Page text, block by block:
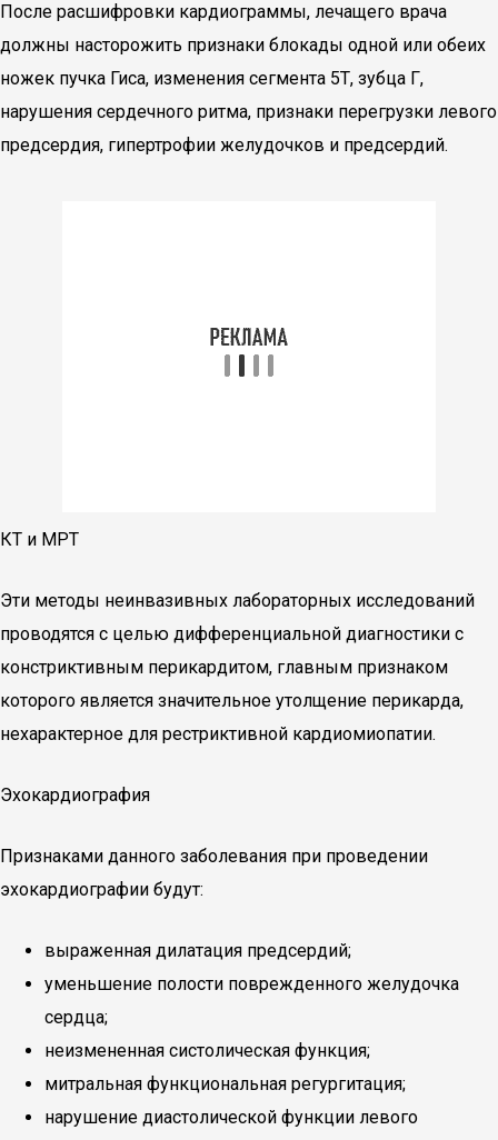
После расшифровки кардиограммы, лечащего врача
должны насторожить признаки блокады одной или обеих
ножек пучка Гиса, изменения сегмента 5Т, зубца Г,
нарушения сердечного ритма, признаки перегрузки левого
предсердия, гипертрофии желудочков и предсердий.
КТ и МРТ
Эти методы неинвазивных лабораторных исследований
проводятся с целью дифференциальной диагностики с
констриктивным перикардитом, главным признаком
которого является значительное утолщение перикарда,
нехарактерное для рестриктивной кардиомиопатии.
Эхокардиография
Признаками данного заболевания при проведении
эхокардиографии будут:
выраженная дилатация предсердий;
уменьшение полости поврежденного желудочка
сердца;
неизмененная систолическая функция;
митральная функциональная регургитация;
нарушение диастолической функции левого